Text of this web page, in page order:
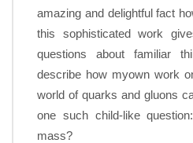
amazing and delightful fact
this sophisticated work
questions about familiar
describe how myown work
world of quarks and gluons
one such child-like
mass?